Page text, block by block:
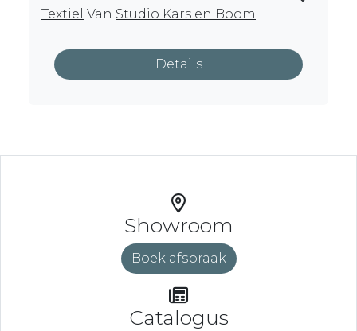
Textiel Van Studio Kars en Boom
Details
Showroom
Boek afspraak
Catalogus